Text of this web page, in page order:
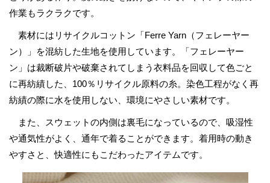
作業もラクラクです。
素材にはリサイクルコットン「Ferre Yarn（フェレーヤー
ン）」を混紡した生地を使用しています。「フェレーヤー
ン」は裁断破片や破棄されてしまう衣料品を回収して色ごと
に再紡績した、100％リサイクル原料の糸。染色工程がなく再
紡績の際に水を使用しない、環境にやさしい素材です。
また、スウェットの内側は裏毛になっているので、吸湿性
や通気性がよく、通年で着ることができます。着用時の動き
やすさと、快適性にもこだわったアイテムです。